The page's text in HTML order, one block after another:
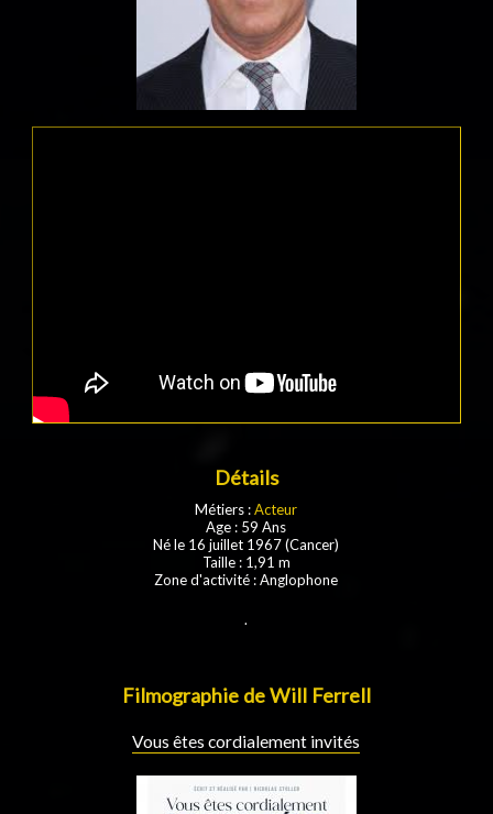
Détails
Métiers :Acteur
Age : 59 Ans
Né le 16 juillet 1967 (Cancer)
Taille : 1,91 m
Zone d'activité : Anglophone
.
Filmographie de Will Ferrell
Vous êtes cordialement invités